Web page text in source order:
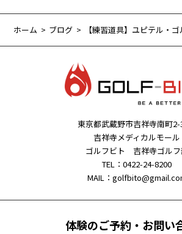
ホーム ブログ 【練習道具】ユピテル・
東京都武蔵野市吉祥寺南町
吉祥寺メディカルモール
ゴルフビト 吉祥寺ゴルフ
TEL：0422-24-8200
MAIL：
体験のご予約・お問い